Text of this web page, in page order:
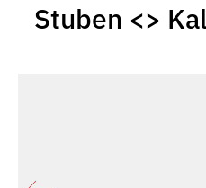
Stuben <>